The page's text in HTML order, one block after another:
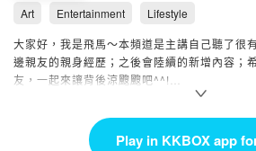
Art Entertainment
Lifestyle
大家好，我是飛馬～本頻道是主講自己聽了很
邊親友的親身經歷；之後會陸續的新增內容；
友，一起來讓背後涼颼颼吧^^!
另外早期的故事語調比較特殊，所以若不能接
年份的故事開始收聽喔，謝謝！Play in KKBOX app